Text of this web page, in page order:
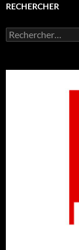
RECHERCHER
Rechercher :